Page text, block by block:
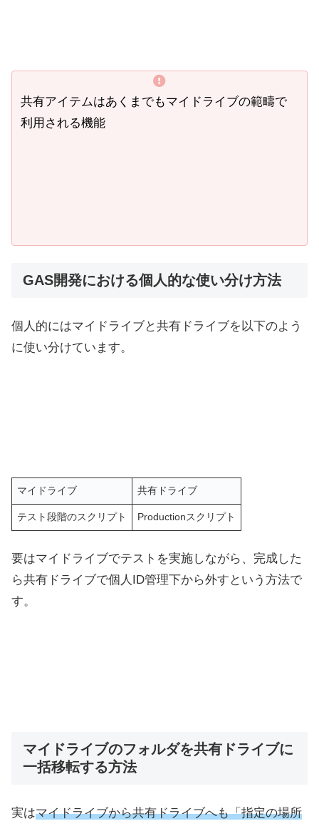
共有アイテムはあくまでもマイドライブの範疇で
利用される機能
GAS開発における個人的な使い分け方法
個人的にはマイドライブと共有ドライブを以下のよう
に使い分けています。
マイドライブ 共有ドライブ
テスト段階のスクリプト Productionスクリプト
要はマイドライブでテストを実施しながら、完成した
ら共有ドライブで個人ID管理下から外すという方法で
す。
マイドライブのフォルダを共有ドライブに
一括移転する方法
実はマイドライブから共有ドライブへも「指定の場所